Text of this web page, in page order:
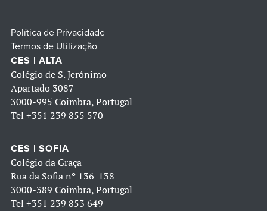
Política de Privacidade
Termos de Utilização
CES | ALTA
Colégio de S. Jerónimo
Apartado 3087
3000-995 Coimbra, Portugal
Tel +351 239 855 570
CES | SOFIA
Colégio da Graça
Rua da Sofia nº 136-138
3000-389 Coimbra, Portugal
Tel +351 239 853 649